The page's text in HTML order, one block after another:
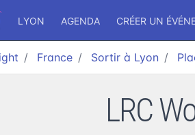
LYON AGENDA CRÉER UN
France Sortir à Lyon
LRC